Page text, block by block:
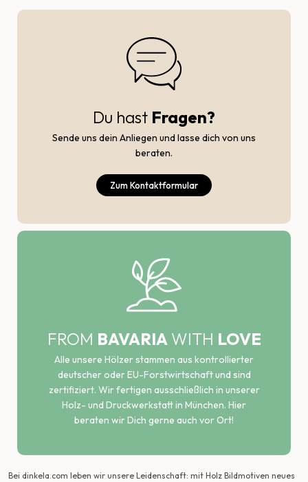
Du hast Fragen?
Sende uns dein Anliegen und lasse dich von uns
beraten.
Zum Kontaktformular
FROM BAVARIAWITH LOVE
Alle unsere Hölzer stammen aus kontrollierter
deutscher oder EU-Forstwirtschaft und sind
zertifiziert. Wir fertigen ausschließlich in unserer
Holz- und Druckwerkstatt in München. Hier
beraten wir Dich gerne auch vor Ort!
Bei dinkela.com leben wir unsere Leidenschaft: mit Holz Bildmotiven neues